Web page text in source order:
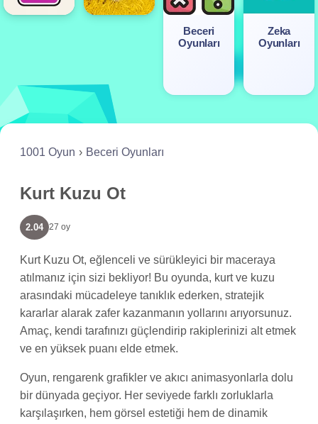
Beceri
Oyunları
Zeka
Oyunları
1001 Oyun Beceri Oyunları
Kurt Kuzu Ot
2.04 27 oy
Kurt Kuzu Ot, eğlenceli ve sürükleyici bir maceraya
atılmanız için sizi bekliyor! Bu oyunda, kurt ve kuzu
arasındaki mücadeleye tanıklık ederken, stratejik
kararlar alarak zafer kazanmanın yollarını arıyorsunuz.
Amaç, kendi tarafınızı güçlendirip rakiplerinizi alt etmek
ve en yüksek puanı elde etmek.
Oyun, rengarenk grafikler ve akıcı animasyonlarla dolu
bir dünyada geçiyor. Her seviyede farklı zorluklarla
karşılaşırken, hem görsel estetiği hem de dinamik